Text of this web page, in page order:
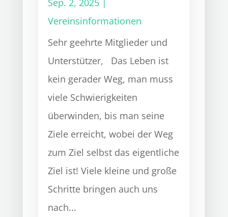
Sep. 2, 2025|
Vereinsinformationen
Sehr geehrte Mitglieder und
Unterstützer, Das Leben ist
kein gerader Weg, man muss
viele Schwierigkeiten
überwinden, bis man seine
Ziele erreicht, wobei der Weg
zum Ziel selbst das eigentliche
Ziel ist! Viele kleine und große
Schritte bringen auch uns
nach...